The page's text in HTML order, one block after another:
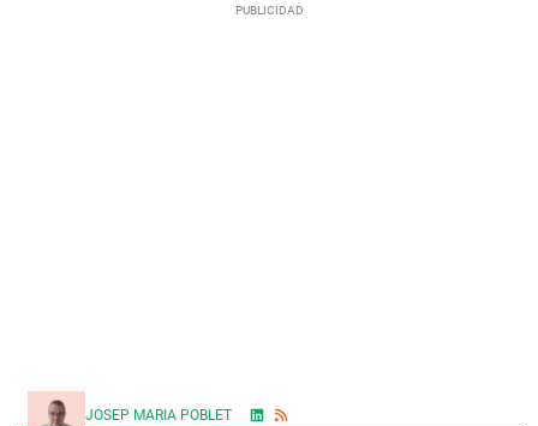
JOSEP MARIA POBLET